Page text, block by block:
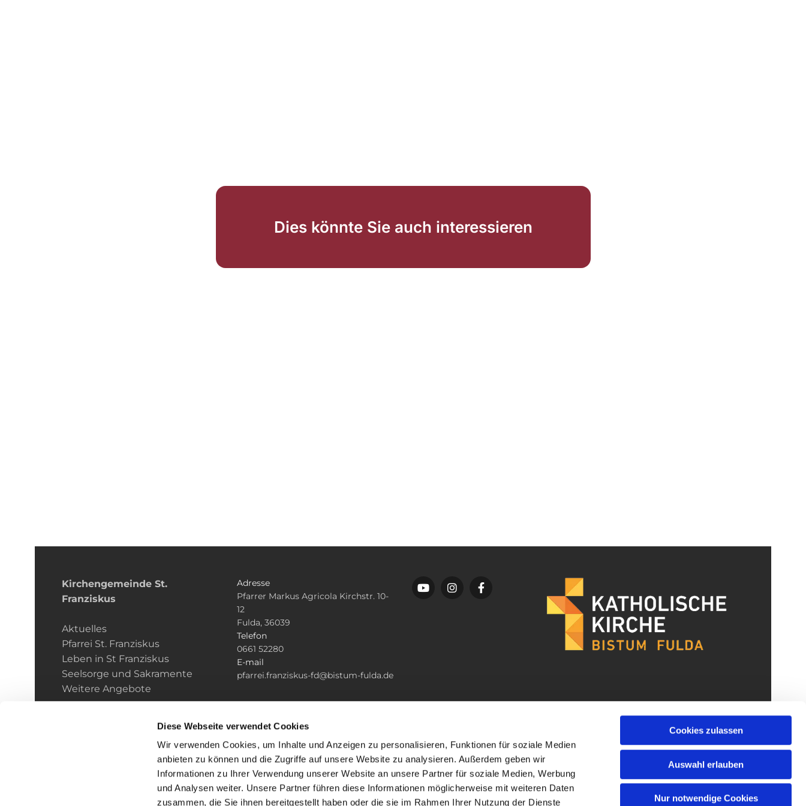
Diese Webseite verwendet Cookies
Wir verwenden Cookies, um Inhalte und Anzeigen zu personalisieren, Funktionen für soziale Medien
anbieten zu können und die Zugriffe auf unsere Website zu analysieren. Außerdem geben wir
Informationen zu Ihrer Verwendung unserer Website an unsere Partner für soziale Medien, Werbung
und Analysen weiter. Unsere Partner führen diese Informationen möglicherweise mit weiteren Daten
zusammen, die Sie ihnen bereitgestellt haben oder die sie im Rahmen Ihrer Nutzung der Dienste
Cookies zulassen
Auswahl erlauben
Nur notwendige Cookies
Dies könnte Sie auch interessieren
Kirchengemeinde­­ St.
Franziskus
Aktuelles
Pfarrei St. Franziskus
Leben in St Franziskus
Seelsorge und Sakramente
Weitere Angebote
Adresse
Pfarrer Markus Agricola Kirchstr. 10-
12
Fulda, 36039
Telefon
0661 52280
E-mail
pfarrei.franziskus-fd@bistum-fulda.de